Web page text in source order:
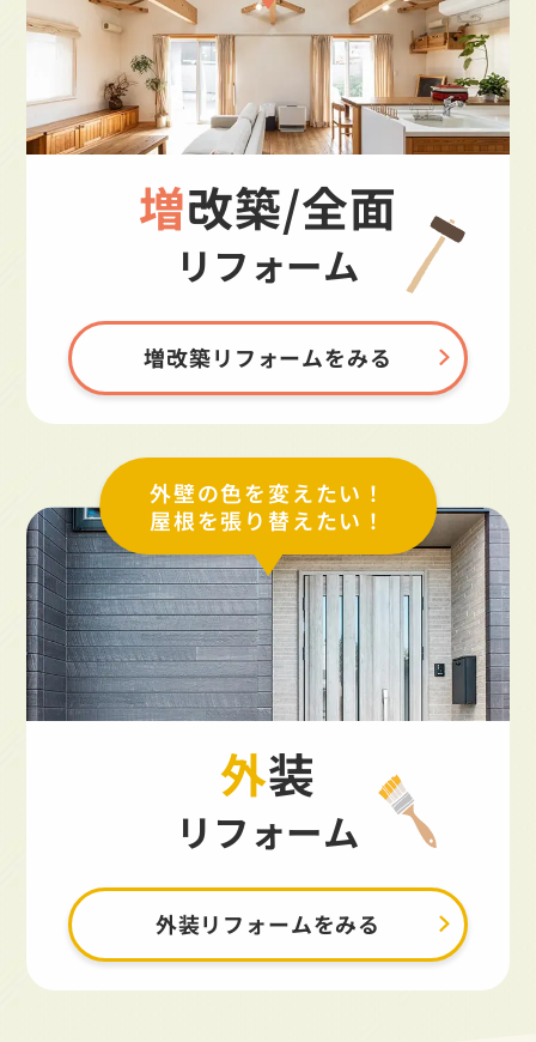
増改築/全面
リフォーム
増改築リフォームをみる
外壁の色を変えたい！
屋根を張り替えたい！
外装
リフォーム
外装リフォームをみる